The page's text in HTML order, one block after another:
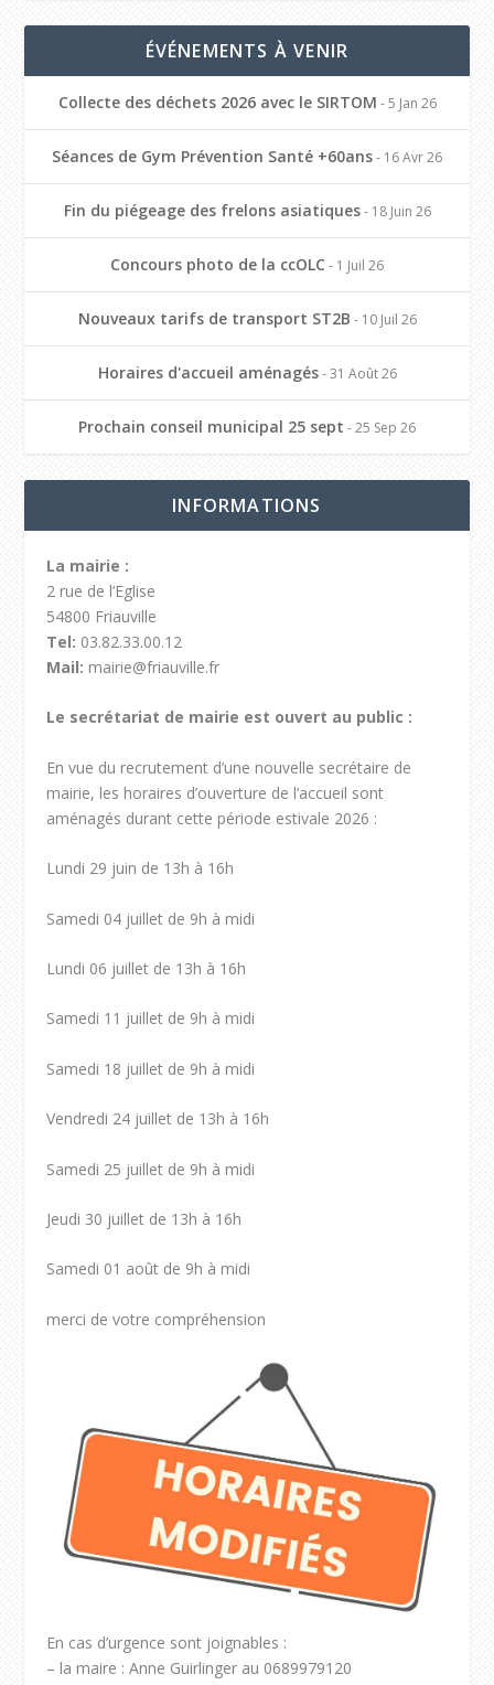
ÉVÉNEMENTS À VENIR
Collecte des déchets 2026 avec le SIRTOM - 5 Jan 26
Séances de Gym Prévention Santé +60ans- 16 Avr 26
Fin du piégeage des frelons asiatiques- 18 Juin 26
Concours photo de la ccOLC - 1 Juil 26
Nouveaux tarifs de transport ST2B - 10 Juil 26
Horaires d'accueil aménagés- 31 Août 26
Prochain conseil municipal 25 sept - 25 Sep 26
INFORMATIONS
La mairie :
2 rue de l’Eglise
54800 Friauville
Tel: 03.82.33.00.12
Mail: mairie@friauville.fr
Le secrétariat de mairie est ouvert au public :
En vue du recrutement d’une nouvelle secrétaire de
mairie, les horaires d’ouverture de l’accueil sont
aménagés durant cette période estivale 2026 :
Lundi 29 juin de 13h à 16h
Samedi 04 juillet de 9h à midi
Lundi 06 juillet de 13h à 16h
Samedi 11 juillet de 9h à midi
Samedi 18 juillet de 9h à midi
Vendredi 24 juillet de 13h à 16h
Samedi 25 juillet de 9h à midi
Jeudi 30 juillet de 13h à 16h
Samedi 01 août de 9h à midi
merci de votre compréhension
En cas d’urgence sont joignables :
– la maire : Anne Guirlinger au 0689979120